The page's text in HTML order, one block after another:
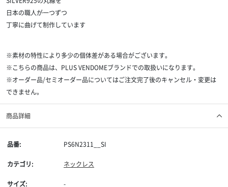
日本の職人が一つずつ
丁寧に曲げて制作しています
※素材の特性により多少の個体差がある場合がございます。
※こちらの商品は、PLUS VENDOMEブランドでの取扱いになります。
※オーダー品/セミオーダー品についてはご注文完了後のキャンセル・変更は
できません。
商品詳細
品番: PS6N2311__SI
カテゴリ: ネックレス
サイズ: -